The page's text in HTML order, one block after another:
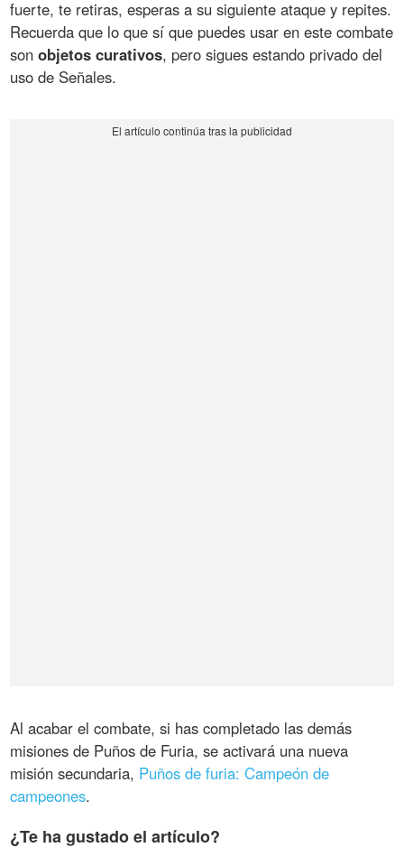
fuerte, te retiras, esperas a su siguiente ataque y repites.
Recuerda que lo que sí que puedes usar en este combate
sonobjetos curativos, pero sigues estando privado del
uso de Señales.
Al acabar el combate, si has completado las demás
misiones de Puños de Furia, se activará una nueva
misión secundaria, Puños de furia: Campeón de
campeones.
¿Te ha gustado el artículo?